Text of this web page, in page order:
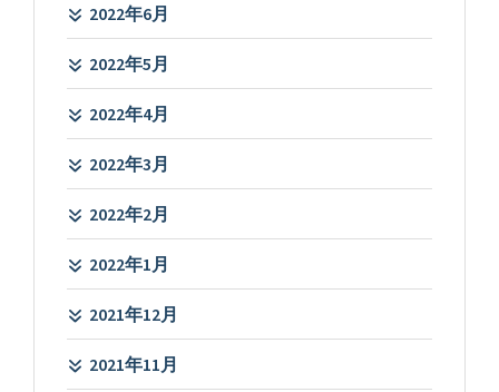
2022年6月
2022年5月
2022年4月
2022年3月
2022年2月
2022年1月
2021年12月
2021年11月